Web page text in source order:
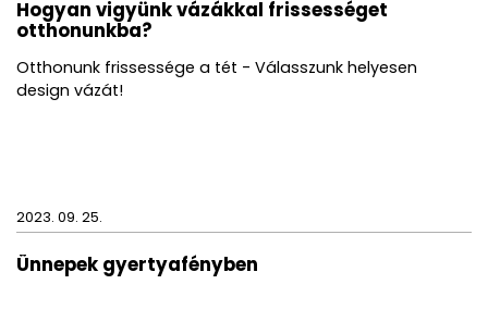
Hogyan vigyünk vázákkal frissességet
otthonunkba?
Otthonunk frissessége a tét - Válasszunk helyesen
design vázát!
2023. 09. 25.
Ünnepek gyertyafényben